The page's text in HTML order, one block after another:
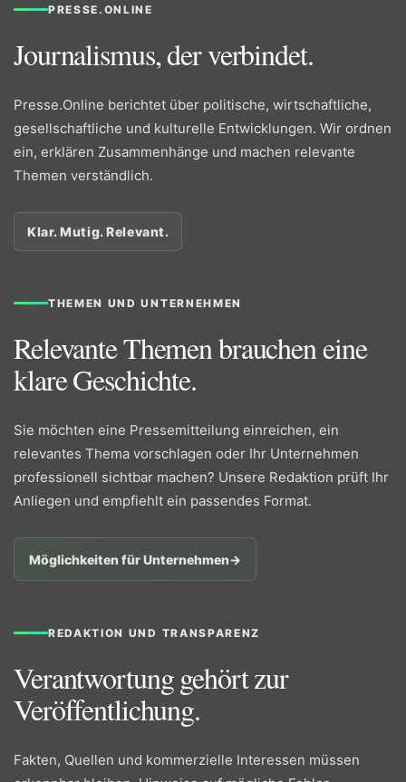
PRESSE.ONLINE
Journalismus, der verbindet.
Presse.Online berichtet über politische, wirtschaftliche,
gesellschaftliche und kulturelle Entwicklungen. Wir ordnen
ein, erklären Zusammenhänge und machen relevante
Themen verständlich.
Klar. Mutig. Relevant.
THEMEN UND UNTERNEHMEN
Relevante Themen brauchen eine
klare Geschichte.
Sie möchten eine Pressemitteilung einreichen, ein
relevantes Thema vorschlagen oder Ihr Unternehmen
professionell sichtbar machen? Unsere Redaktion prüft Ihr
Anliegen und empfiehlt ein passendes Format.
Möglichkeiten für Unternehmen→
REDAKTION UND TRANSPARENZ
Verantwortung gehört zur
Veröffentlichung.
Fakten, Quellen und kommerzielle Interessen müssen